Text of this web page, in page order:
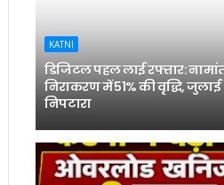
KATNI
डिजिटल पहल लाई रफ्तार:
निराकरण में 51% की वृद्धि,
निपटारा